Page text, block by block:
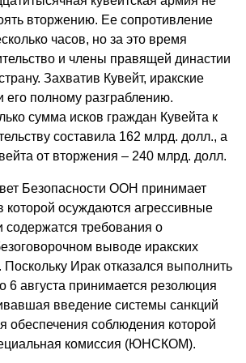
вторжению. Ее сопротивление
часов, но за это время
и члены правящей династии
Захватив Кувейт, иракские
его полному разграблению.
сумма исков граждан Кувейта к
составила 162 млрд. долл., а
от вторжения – 240 млрд. долл.
Безопасности ООН принимает
которой осуждаются агрессивные
содержатся требования о
выводе иракских
Поскольку Ирак отказался выполнить
6 августа принимается резолюция
введение системы санкций
обеспечения соблюдения которой
комиссия (ЮНСКОМ).